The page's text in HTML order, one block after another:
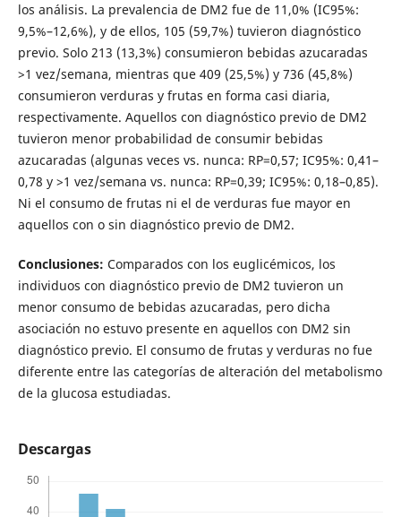
los análisis. La prevalencia de DM2 fue de 11,0% (IC95%:
9,5%–12,6%), y de ellos, 105 (59,7%) tuvieron diagnóstico
previo. Solo 213 (13,3%) consumieron bebidas azucaradas
>1 vez/semana, mientras que 409 (25,5%) y 736 (45,8%)
consumieron verduras y frutas en forma casi diaria,
respectivamente. Aquellos con diagnóstico previo de DM2
tuvieron menor probabilidad de consumir bebidas
azucaradas (algunas veces vs. nunca: RP=0,57; IC95%: 0,41–
0,78 y >1 vez/semana vs. nunca: RP=0,39; IC95%: 0,18–0,85).
Ni el consumo de frutas ni el de verduras fue mayor en
aquellos con o sin diagnóstico previo de DM2.
Conclusiones: Comparados con los euglicémicos, los
individuos con diagnóstico previo de DM2 tuvieron un
menor consumo de bebidas azucaradas, pero dicha
asociación no estuvo presente en aquellos con DM2 sin
diagnóstico previo. El consumo de frutas y verduras no fue
diferente entre las categorías de alteración del metabolismo
de la glucosa estudiadas.
Descargas